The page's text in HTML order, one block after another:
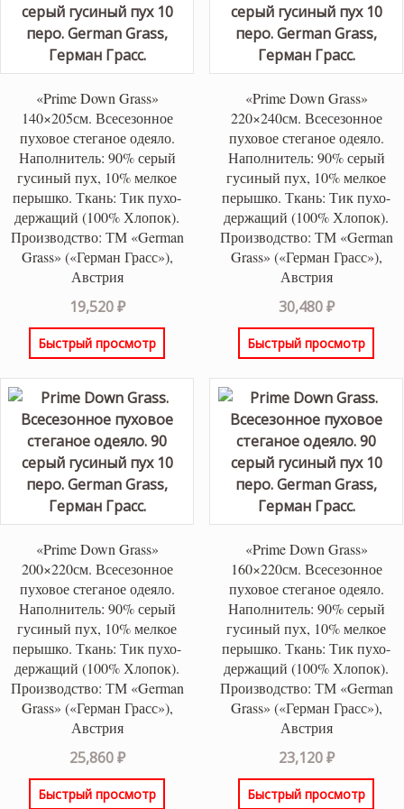
«Prime Down Grass»
140×205см. Всесезонное
пуховое стеганое одеяло.
Наполнитель: 90% серый
гусиный пух, 10% мелкое
перышко. Ткань: Тик пухо-
держащий (100% Хлопок).
Производство: ТМ «German
Grass» («Герман Грасс»),
Австрия
19,520₽
Быстрый просмотр
«Prime Down Grass»
220×240см. Всесезонное
пуховое стеганое одеяло.
Наполнитель: 90% серый
гусиный пух, 10% мелкое
перышко. Ткань: Тик пухо-
держащий (100% Хлопок).
Производство: ТМ «German
Grass» («Герман Грасс»),
Австрия
30,480₽
Быстрый просмотр
«Prime Down Grass»
200×220см. Всесезонное
пуховое стеганое одеяло.
Наполнитель: 90% серый
гусиный пух, 10% мелкое
перышко. Ткань: Тик пухо-
держащий (100% Хлопок).
Производство: ТМ «German
Grass» («Герман Грасс»),
Австрия
25,860₽
Быстрый просмотр
«Prime Down Grass»
160×220см. Всесезонное
пуховое стеганое одеяло.
Наполнитель: 90% серый
гусиный пух, 10% мелкое
перышко. Ткань: Тик пухо-
держащий (100% Хлопок).
Производство: ТМ «German
Grass» («Герман Грасс»),
Австрия
23,120₽
Быстрый просмотр